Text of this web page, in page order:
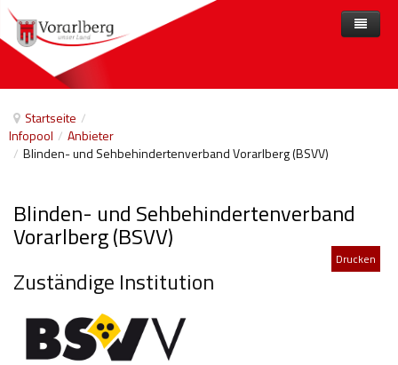
Startseite /
Infopool / Anbieter
/ Blinden- und Sehbehindertenverband Vorarlberg (BSVV)
Blinden- und Sehbehindertenverband
Vorarlberg (BSVV)
Drucken
Zuständige Institution
Home
Angebote nach Themen
Barrierefreiheit
Beihilfen, finanzielle Unterstützungen
Freizeit
Gesetze und Verordnungen
Gesetzliche Vertretungen
Anbieter
Veranstaltungen